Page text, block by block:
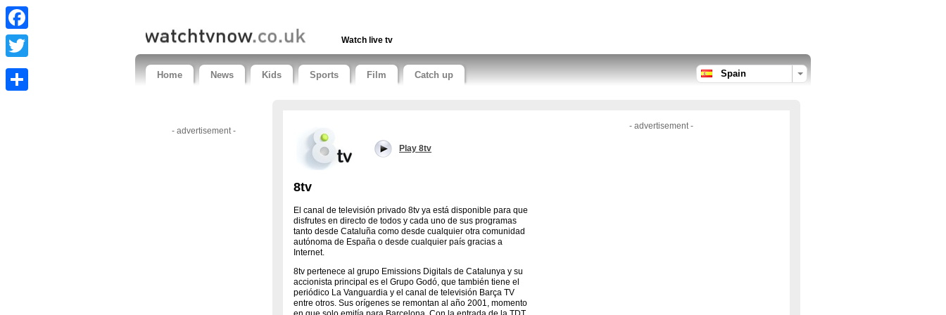
Facebook
Twitter
Watch live tv
Home News Kids Sports Film Catch up Spain
- advertisement - - advertisement -
Play 8tv
8tv
El canal de televisión privado 8tv ya está disponible para que
disfrutes en directo de todos y cada uno de sus programas
tanto desde Cataluña como desde cualquier otra comunidad
autónoma de España o desde cualquier país gracias a
Internet.
8tv pertenece al grupo Emissions Digitals de Catalunya y su
accionista principal es el Grupo Godó, que también tiene el
periódico La Vanguardia y el canal de televisión Barça TV
entre otros. Sus orígenes se remontan al año 2001, momento